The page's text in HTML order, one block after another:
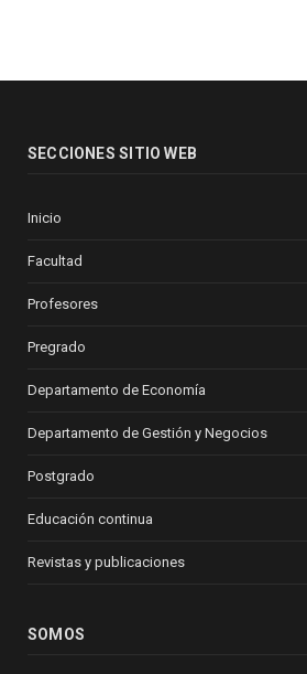
SECCIONES SITIO WEB
Inicio
Facultad
Profesores
Pregrado
Departamento de Economía
Departamento de Gestión y Negocios
Postgrado
Educación continua
Revistas y publicaciones
SOMOS